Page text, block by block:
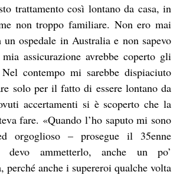
trattamento così lontano da casa, in
non troppo familiare. Non ero mai
ospedale in Australia e non sapevo
assicurazione avrebbe coperto gli
contempo mi sarebbe dispiaciuto
solo per il fatto di essere lontano da
accertamenti si è scoperto che la
fare. «Quando l’ho saputo mi sono
orgoglioso – prosegue il 35enne
ammetterlo, anche un po’
perché anche i supereroi qualche volta